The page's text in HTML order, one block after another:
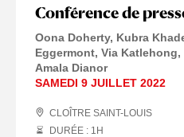
Conférence de
Oona Doherty Kubra
Eggermont Via Katlehong
Amala Dianor
SAMEDI 9 JUILLET 2022
CLOÎTRE SAINT-LOUIS
DURÉE : 1H